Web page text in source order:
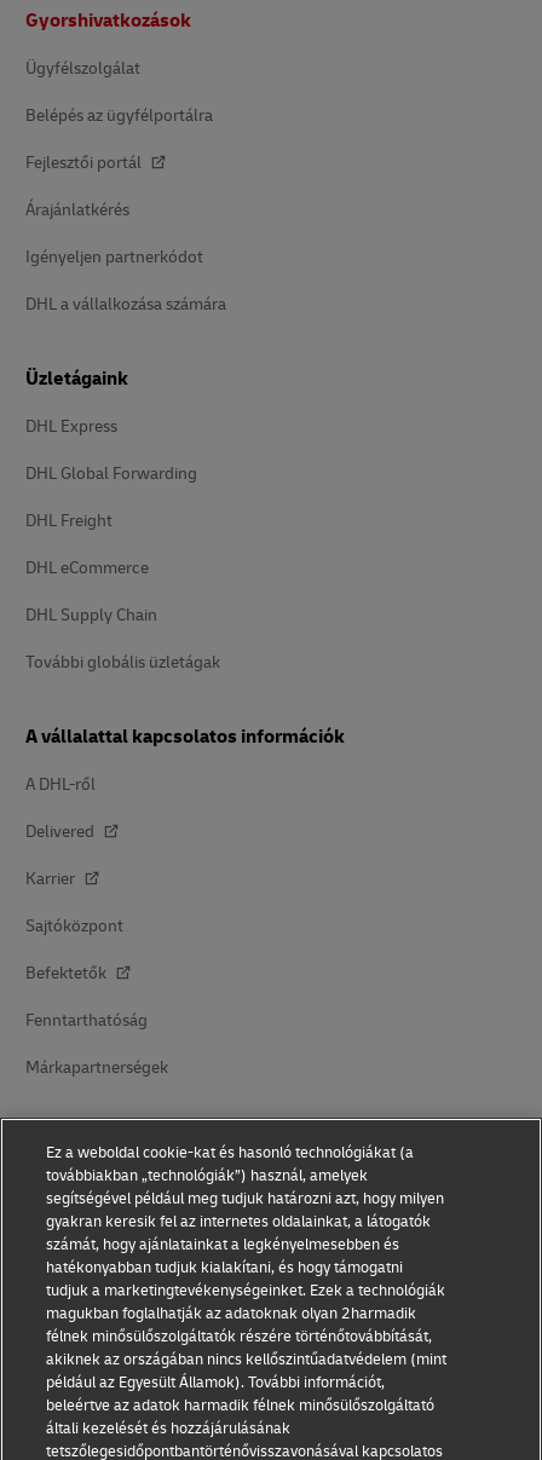
Gyorshivatkozások
Ügyfélszolgálat
Belépés az ügyfélportálra
Fejlesztői portál
Árajánlatkérés
Igényeljen partnerkódot
DHL a vállalkozása számára
Üzletágaink
DHL Express
DHL Global Forwarding
DHL Freight
DHL eCommerce
DHL Supply Chain
További globális üzletágak
A vállalattal kapcsolatos információk
A DHL-ről
Delivered
Karrier
Sajtóközpont
Befektetők
Fenntarthatóság
Márkapartnerségek
Tudatosan a visszaélések ellen
Jogi nyilatkozat
Felhasználási feltételek
Adatvédelem
Kisegítő lehetőségek
Ez a weboldal cookie-kat és hasonló technológiákat (a
továbbiakban „technológiák”) használ, amelyek
segítségével például meg tudjuk határozni azt, hogy milyen
gyakran keresik fel az internetes oldalainkat, a látogatók
számát, hogy ajánlatainkat a legkényelmesebben és
hatékonyabban tudjuk kialakítani, és hogy támogatni
tudjuk a marketingtevékenységeinket. Ezek a technológiák
magukban foglalhatják az adatoknak olyan 2harmadik
félnek minősülőszolgáltatók részére történőtovábbítását,
akiknek az országában nincs kellőszintűadatvédelem (mint
például az Egyesült Államok). További információt,
beleértve az adatok harmadik félnek minősülőszolgáltató
általi kezelését és hozzájárulásának
tetszőlegesidőpontbantörténővisszavonásával kapcsolatos